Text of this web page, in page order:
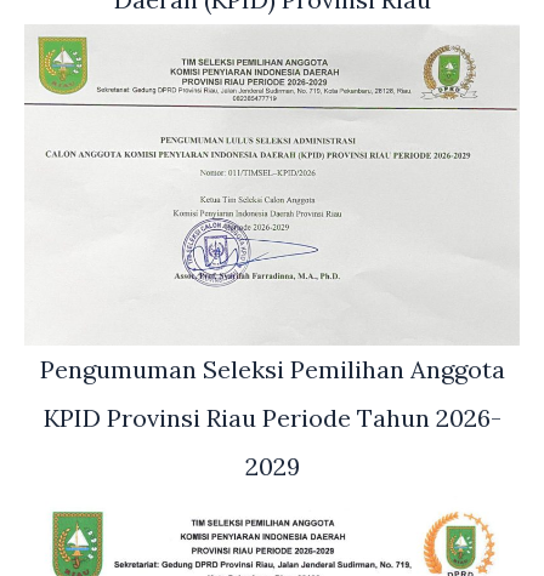
Pengumuman Seleksi Pemilihan Anggota
KPID Provinsi Riau Periode Tahun 2026-
2029